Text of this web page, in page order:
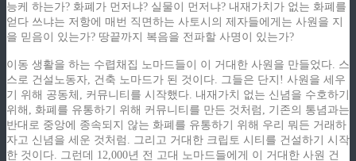
능케 하는가? 화폐가 먼저냐? 실물이 먼저냐? 내재가치가 없는 화폐를
얻다 쓰냐는 저항에 매번 직면하는 사토시의 제자들에게는 사원을 지
을 믿음이 있는가? 땅끝까지 복음을 전파할 사명이 있는가?
이동 생활을 하는 수렵채집 노마드들이 이 거대한 사원을 만들었다. 스
스로 건설노동자, 건축 노마드가 된 것이다. 그들은 단지! 사원을 세우
기 위해 공동체, 커뮤니티를 시작했다. 내재가치 없는 신념을 수호하기
위해, 화폐를 유통하기 위해 커뮤니티를 만든 것처럼, 기존의 통념과는
반대로 중앙에 종속되지 않는 화폐를 유통하기 위해 우리 뭐든 거래하
자고 신념을 세운 것처럼. 그리고 거대한 크립토 시티를 건설하기 시작
한 것이다. 그런데 12,000년 전 고대 노마드들에게 이 거대한 사원 건